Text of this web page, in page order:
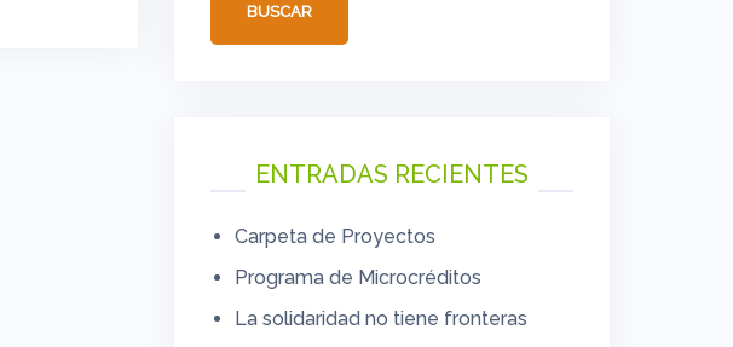
ENTRADAS RECIENTES
Carpeta de Proyectos
Programa de Microcréditos
La solidaridad no tiene fronteras